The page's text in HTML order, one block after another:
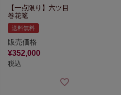
【一点限り】 六ツ目
巻花篭
送料無料
販売価格
¥352,000
税込